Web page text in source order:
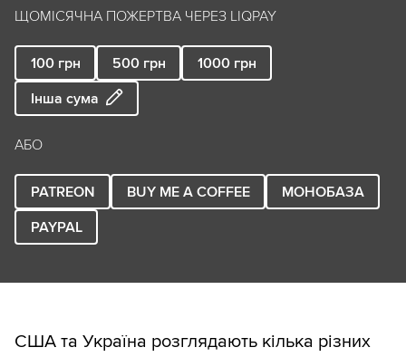
ЩОМІСЯЧНА ПОЖЕРТВА ЧЕРЕЗ LIQPAY
100 грн 500 грн 1000 грн
Інша сума
АБО
PATREON BUY ME A COFFEE
МОНОБАЗА
PAYPAL
США та Україна розглядають кілька різних